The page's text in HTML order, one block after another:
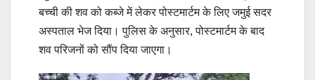
बच्ची की शव को कब्जे में लेकर पोस्टमार्टम के लिए जमुई सदर
अस्पताल भेज दिया। पुलिस के अनुसार, पोस्टमार्टम के बाद
शव परिजनों को सौंप दिया जाएगा।